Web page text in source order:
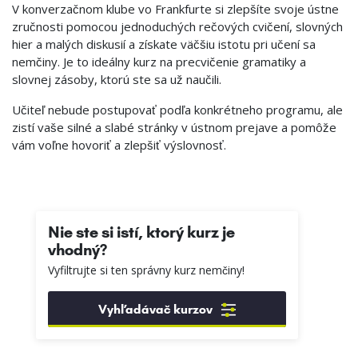
V konverzačnom klube vo Frankfurte si zlepšíte svoje ústne
zručnosti pomocou jednoduchých rečových cvičení, slovných
hier a malých diskusií a získate väčšiu istotu pri učení sa
nemčiny. Je to ideálny kurz na precvičenie gramatiky a
slovnej zásoby, ktorú ste sa už naučili.
Učiteľ nebude postupovať podľa konkrétneho programu, ale
zistí vaše silné a slabé stránky v ústnom prejave a pomôže
vám voľne hovoriť a zlepšiť výslovnosť.
Nie ste si istí, ktorý kurz je
vhodný?
Vyfiltrujte si ten správny kurz nemčiny!
Vyhľadávač kurzov